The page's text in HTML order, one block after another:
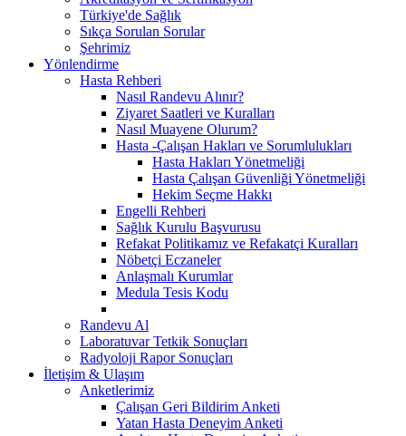
Türkiye'de Sağlık
Sıkça Sorulan Sorular
Şehrimiz
Yönlendirme
Hasta Rehberi
Nasıl Randevu Alınır?
Ziyaret Saatleri ve Kuralları
Nasıl Muayene Olurum?
Hasta -Çalışan Hakları ve Sorumlulukları
Hasta Hakları Yönetmeliği
Hasta Çalışan Güvenliği Yönetmeliği
Hekim Seçme Hakkı
Engelli Rehberi
Sağlık Kurulu Başvurusu
Refakat Politikamız ve Refakatçi Kuralları
Nöbetçi Eczaneler
Anlaşmalı Kurumlar
Medula Tesis Kodu
Randevu Al
Laboratuvar Tetkik Sonuçları
Radyoloji Rapor Sonuçları
İletişim & Ulaşım
Anketlerimiz
Çalışan Geri Bildirim Anketi
Yatan Hasta Deneyim Anketi